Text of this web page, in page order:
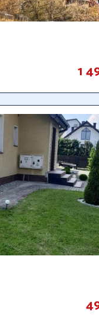
1